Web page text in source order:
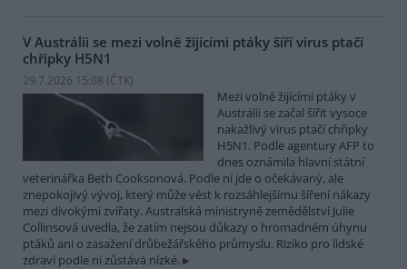
V Austrálii se mezi volně žijícími ptáky šíří virus ptačí
chřipky H5N1
29.7.2026 15:08 (ČTK)
Mezi volně žijícími ptáky v
Austrálii se začal šířit vysoce
nakažlivý virus ptačí chřipky
H5N1. Podle agentury AFP to
dnes oznámila hlavní státní
veterinářka Beth Cooksonová. Podle ní jde o očekávaný, ale
znepokojivý vývoj, který může vést k rozsáhlejšímu šíření nákazy
mezi divokými zvířaty. Australská ministryně zemědělství Julie
Collinsová uvedla, že zatím nejsou důkazy o hromadném úhynu
ptáků ani o zasažení drůbežářského průmyslu. Riziko pro lidské
zdraví podle ní zůstává nízké.